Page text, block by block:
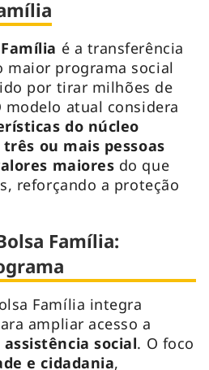
é a transferência
maior programa social
por tirar milhões de
atual considera
do núcleo
três ou mais pessoas
maiores do que
reforçando a proteção
Família:
Família integra
ampliar acesso a
social. O foco
e cidadania,